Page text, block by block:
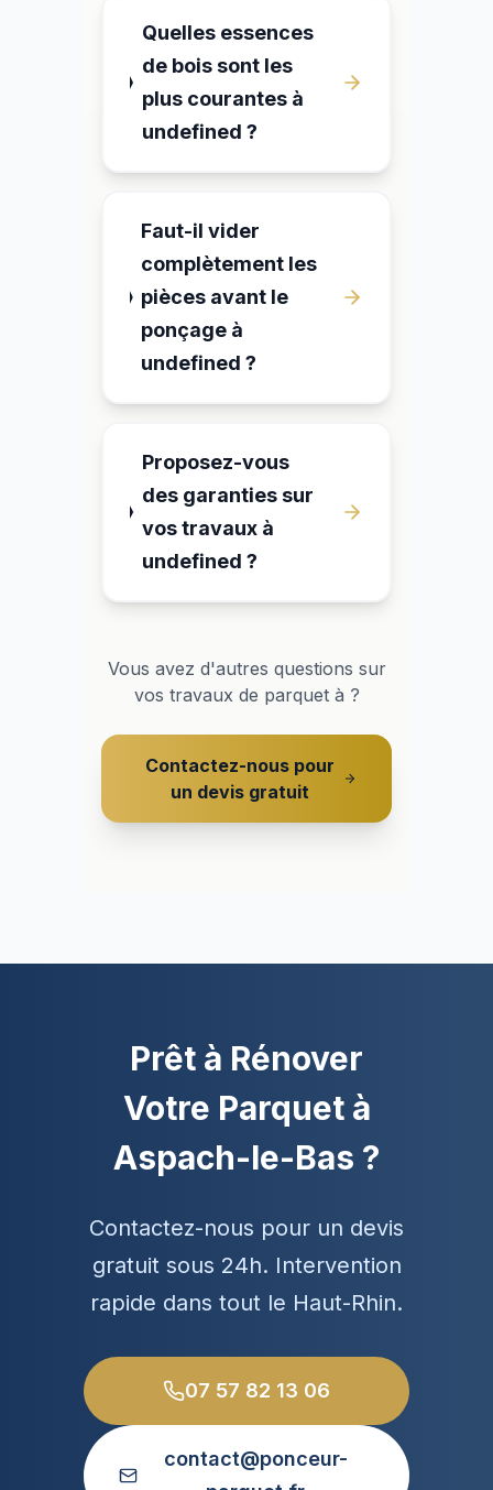
Quelles essences
de bois sont les
plus courantes à
undefined ?
Faut-il vider
complètement les
pièces avant le
ponçage à
undefined ?
Proposez-vous
des garanties sur
vos travaux à
undefined ?
Vous avez d'autres questions sur
vos travaux de parquet à ?
Contactez-nous pour
un devis gratuit
Prêt à Rénover
Votre Parquet à
Aspach-le-Bas ?
Contactez-nous pour un devis
gratuit sous 24h. Intervention
rapide dans tout le Haut-Rhin.
07 57 82 13 06
contact@ponceur-